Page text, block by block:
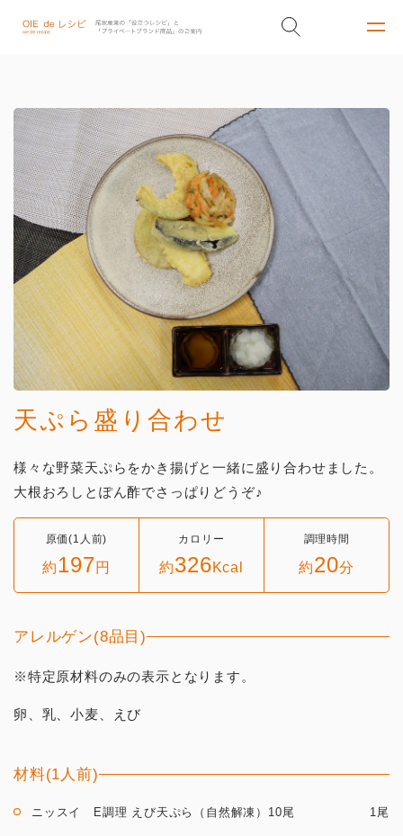
天ぷら盛り合わせ
様々な野菜天ぷらをかき揚げと一緒に盛り合わせました。
大根おろしとぽん酢でさっぱりどうぞ♪
原価(1人前)
約197円
カロリー
約326Kcal
調理時間
約20分
アレルゲン(8品目)
※特定原材料のみの表示となります。
卵、乳、小麦、えび
材料(1人前)
ニッスイ E調理 えび天ぷら（自然解凍）10尾 1尾